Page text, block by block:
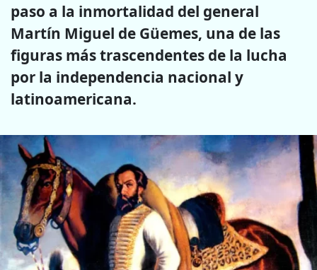
paso a la inmortalidad del general
Martín Miguel de Güemes, una de las
figuras más trascendentes de la lucha
por la independencia nacional y
latinoamericana.